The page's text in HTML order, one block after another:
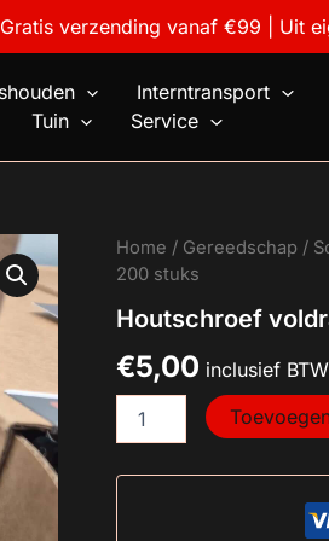
Gratis verzending vanaf €99 | Uit
Interntransport
Tuin Service
Home / Gereedschap /
200 stuks
Houtschroef
€5,00 inclusief BTW
Houtschroef
voldraad
tx20
stuks
aantal